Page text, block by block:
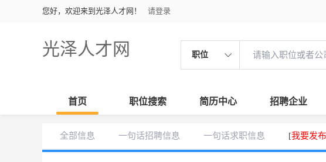
您好，欢迎来到光泽人才网！ 请登录
光泽人才网 职位
首页 职位搜索 简历中心 招聘企业
全部信息 一句话招聘信息 一句话求职信息 [我要发